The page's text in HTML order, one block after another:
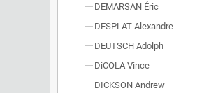
DEMARSAN Éric
DESPLAT Alexandre
DEUTSCH Adolph
DiCOLA Vince
DICKSON Andrew